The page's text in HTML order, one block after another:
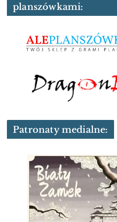
planszówkami:
Patronaty medialne: